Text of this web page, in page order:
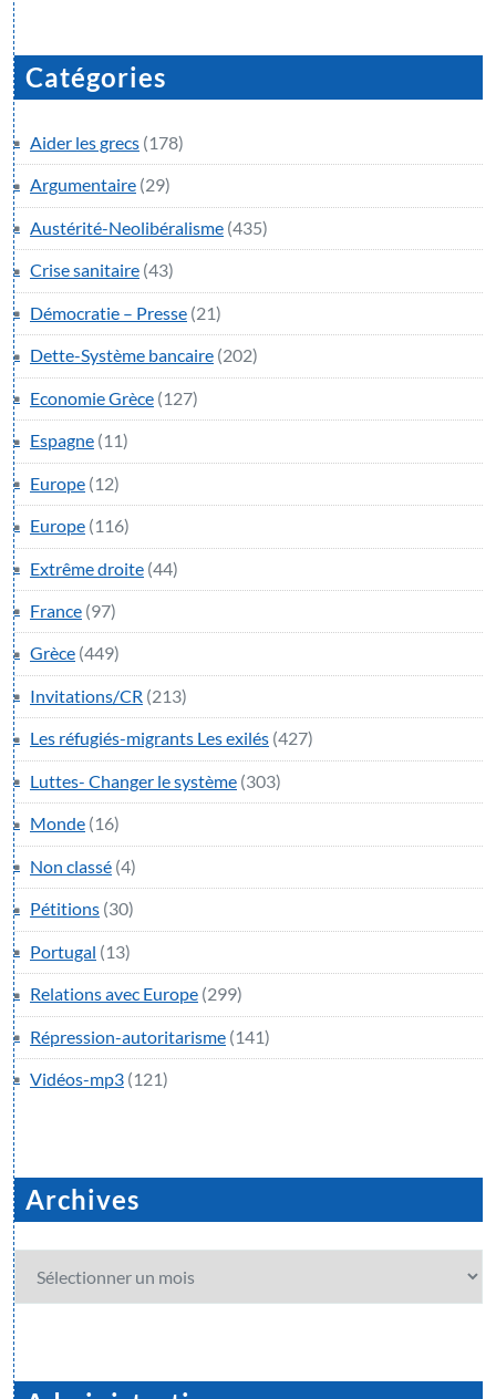
Catégories
Aider les grecs (178)
Argumentaire (29)
Austérité-Neolibéralisme (435)
Crise sanitaire (43)
Démocratie – Presse (21)
Dette-Système bancaire (202)
Economie Grèce (127)
Espagne (11)
Europe (12)
Europe (116)
Extrême droite (44)
France (97)
Grèce (449)
Invitations/CR (213)
Les réfugiés-migrants Les exilés (427)
Luttes- Changer le système (303)
Monde (16)
Non classé (4)
Pétitions (30)
Portugal (13)
Relations avec Europe (299)
Répression-autoritarisme (141)
Vidéos-mp3 (121)
Archives
Archives